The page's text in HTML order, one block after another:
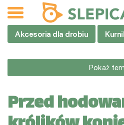
Akcesoria dla drobiu
Pokaż
Przed